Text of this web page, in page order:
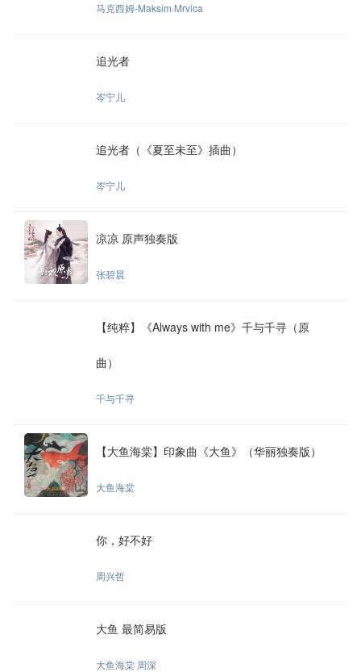
马克西姆-Maksim·Mrvica
追光者
岑宁儿
追光者（《夏至未至》插曲）
岑宁儿
凉凉 原声独奏版
张碧晨
【纯粹】《Always with me》千与千寻（原
曲）
千与千寻
【大鱼海棠】印象曲《大鱼》（华丽独奏版）
大鱼海棠
你，好不好
周兴哲
大鱼 最简易版
大鱼海棠 周深